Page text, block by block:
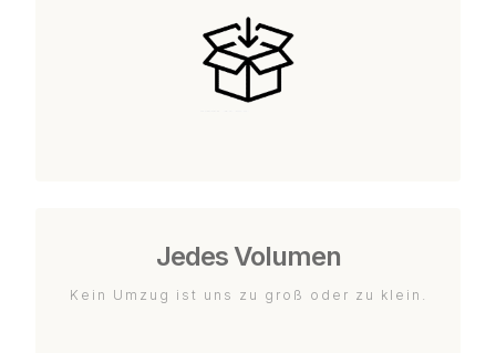
Jedes Volumen
Kein Umzug ist uns zu groß oder zu klein.